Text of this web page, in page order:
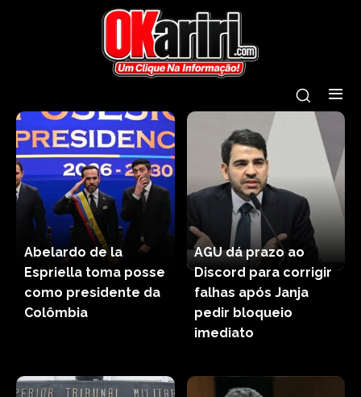
Abelardo de la
Espriella toma posse
como presidente da
Colômbia
AGU dá prazo ao
Discord para corrigir
falhas após Janja
pedir bloqueio
imediato